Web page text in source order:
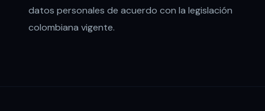
datos personales de acuerdo con la legislación
colombiana vigente.